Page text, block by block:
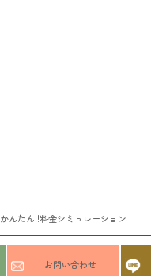
かんたん!!料金シミュレーション
お問い合わせ